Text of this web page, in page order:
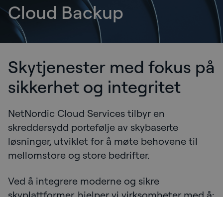
Cloud Backup
Skytjenester med fokus på
sikkerhet og integritet
NetNordic Cloud Services tilbyr en
skreddersydd portefølje av skybaserte
løsninger, utviklet for å møte behovene til
mellomstore og store bedrifter.
Ved å integrere moderne og sikre